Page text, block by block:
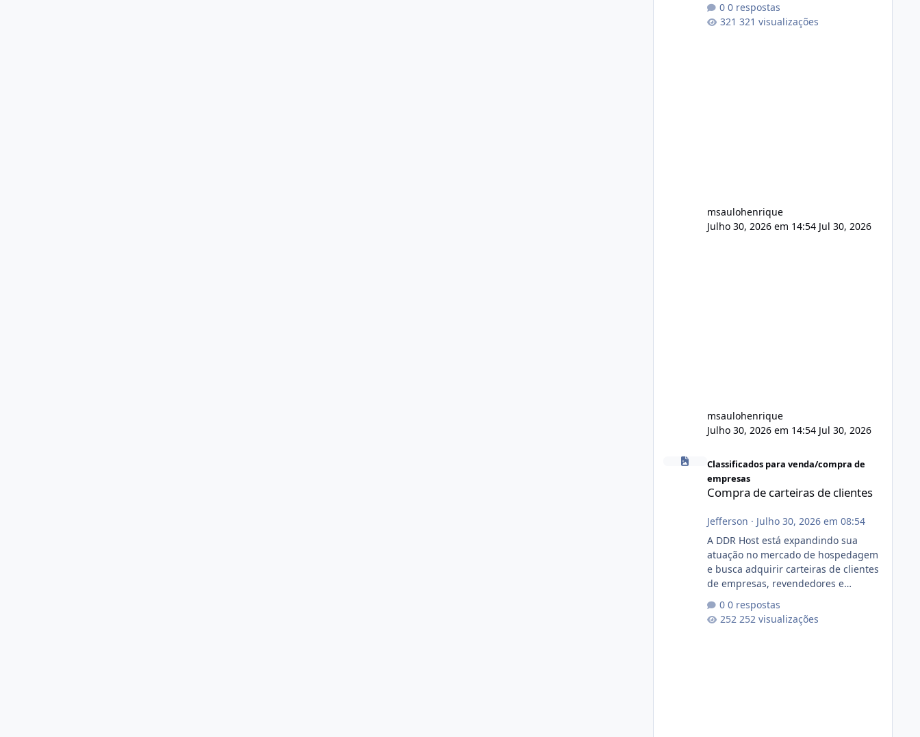
conformidade referente
ao VOXPANEL (versão atualmente em
0 respostas
321 visualizações
msaulohenrique
Julho 30, 2026 em 14:54 Jul 30, 2026
msaulohenrique
Julho 30, 2026 em 14:54 Jul 30, 2026
Compra de carteiras de clientes
Classificados para venda/compra de
empresas
Compra de carteiras de clientes
Jefferson · Julho 30, 2026 em 08:54
A DDR Host está expandindo sua
atuação no mercado de hospedagem
e busca adquirir carteiras de clientes
de empresas, revendedores e
suas atividades ou reduzir sua
operação. Se você possui clientes
0 respostas
252 visualizações